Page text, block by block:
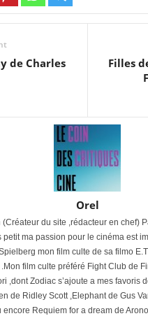
de Charles
Filles
Orel
(Créateur du site ,rédacteur en chef)
petit ma passion pour le cinéma est
mon film culte de sa filmo
film culte préféré Fight Club de
,dont Zodiac s’ajoute a mes favoris
de Ridley Scott ,Elephant de Gus
encore Requiem for a dream de